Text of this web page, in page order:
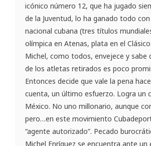
icónico número 12, que ha jugado
de la Juventud, lo ha ganado todo
nacional cubana (tres títulos
olímpica en Atenas, plata en el
Michel, como todos, envejece y sabe
de los atletas retirados es poco
Entonces decide que vale la pena
cuenta, un último esfuerzo. Logra un
México. No uno millonario, aunque
pero…en este movimiento
“agente autorizado”. Pecado
Michel Enríquez se encuentra ante un